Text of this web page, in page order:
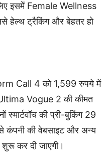
इसमें Female Wellness
हेल्थ ट्रैकिंग और बेहतर हो
Call 4 को 1,599 रुपये में
Vogue 2 की कीमत
की प्री-बुकिंग 29
कंपनी की वेबसाइट और अन्य
शुरू कर दी जाएगी।